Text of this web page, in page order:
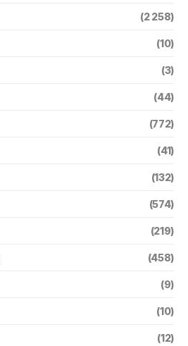
(2 258)
(10)
(3)
(44)
(772)
(41)
(132)
(574)
(219)
(458)
(9)
(10)
(12)